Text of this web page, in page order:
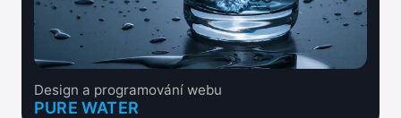
Design a programování webu
PURE WATER